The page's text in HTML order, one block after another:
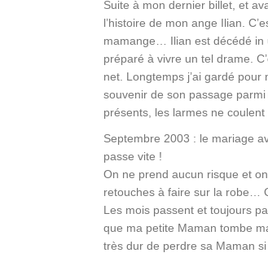
Suite à mon dernier billet, et
l’histoire de mon ange Ilian.
mamange… Ilian est décédé in
préparé à vivre un tel drame.
net. Longtemps j’ai gardé
souvenir de son passage
présents, les larmes ne
Septembre 2003 : le mariage
passe vite !
On ne prend aucun risque et
retouches à faire sur la robe…
Les mois passent et toujours
que ma petite Maman tombe
très dur de perdre sa Maman si